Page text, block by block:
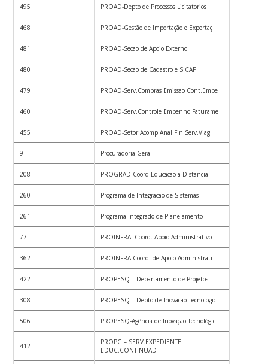
495 PROAD-Depto de Processos Licitatorios
468 PROAD-Gestão de Importação e Exportaç
481 PROAD-Secao de Apoio Externo
480 PROAD-Secao de Cadastro e SICAF
479 PROAD-Serv.Compras Emissao Cont.Empe
460 PROAD-Serv.Controle Empenho Faturame
455 PROAD-Setor Acomp.Anal.Fin.Serv.Viag
9 Procuradoria Geral
208 PROGRAD Coord.Educacao a Distancia
260 Programa de Integracao de Sistemas
261 Programa Integrado de Planejamento
77 PROINFRA -Coord. Apoio Administrativo
362 PROINFRA-Coord. de Apoio Administrati
422 PROPESQ – Departamento de Projetos
308 PROPESQ – Depto de Inovacao Tecnologic
506 PROPESQ-Agência de Inovação Tecnológic
412
PROPG – SERV.EXPEDIENTE
EDUC.CONTINUAD